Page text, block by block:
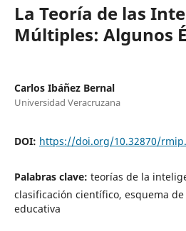
La Teoría de las
Múltiples: Algunos
Carlos Ibáñez Bernal
Universidad Veracruzana
DOI: https://doi.org/10.32870/
Palabras clave: teorías de la
clasificación científico, esquema
educativa